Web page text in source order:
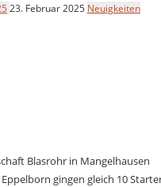
23. Februar 2025 Neuigkeiten
Blasrohr in Mangelhausen
gingen gleich 10